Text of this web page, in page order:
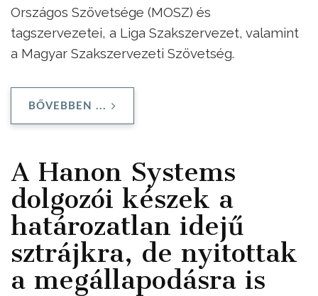
Országos Szövetsége (MOSZ) és
tagszervezetei, a Liga Szakszervezet, valamint
a Magyar Szakszervezeti Szövetség.
BŐVEBBEN ...
A Hanon Systems
dolgozói készek a
határozatlan idejű
sztrájkra, de nyitottak
a megállapodásra is